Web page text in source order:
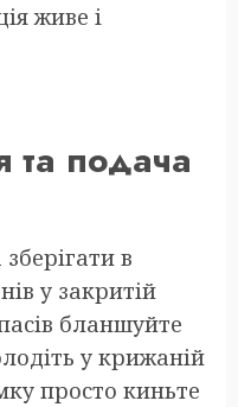
живе і
подача
в
у закритій
бланшуйте
у крижаній
просто киньте